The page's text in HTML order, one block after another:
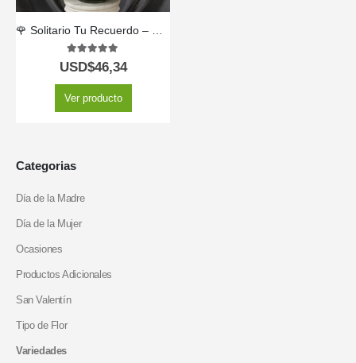
5.00 out of 5
USD$46,34
Ver producto
Categorias
Día de la Madre
Día de la Mujer
Ocasiones
Productos Adicionales
San Valentín
Tipo de Flor
Variedades